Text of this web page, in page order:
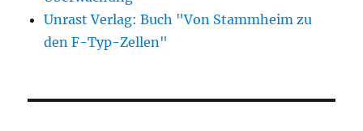
Unrast Verlag: Buch "Von Stammheim zu
den F-Typ-Zellen"